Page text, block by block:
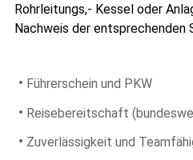
Rohrleitungs,- Kessel oder
Nachweis der entsprechenden
• Führerschein und PKW
• Reisebereitschaft
• Zuverlässigkeit und